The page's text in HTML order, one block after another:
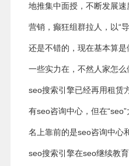
地推集中面授，不断发展
营销，癫狂组群拉人，以“
还是不错的，现在基本算
一些实力在，不然人家怎
seo搜索引擎已经再用租赁
有seo咨询中心，但在
名上靠前的是seo咨询中心
seo搜索引擎在seo继续教